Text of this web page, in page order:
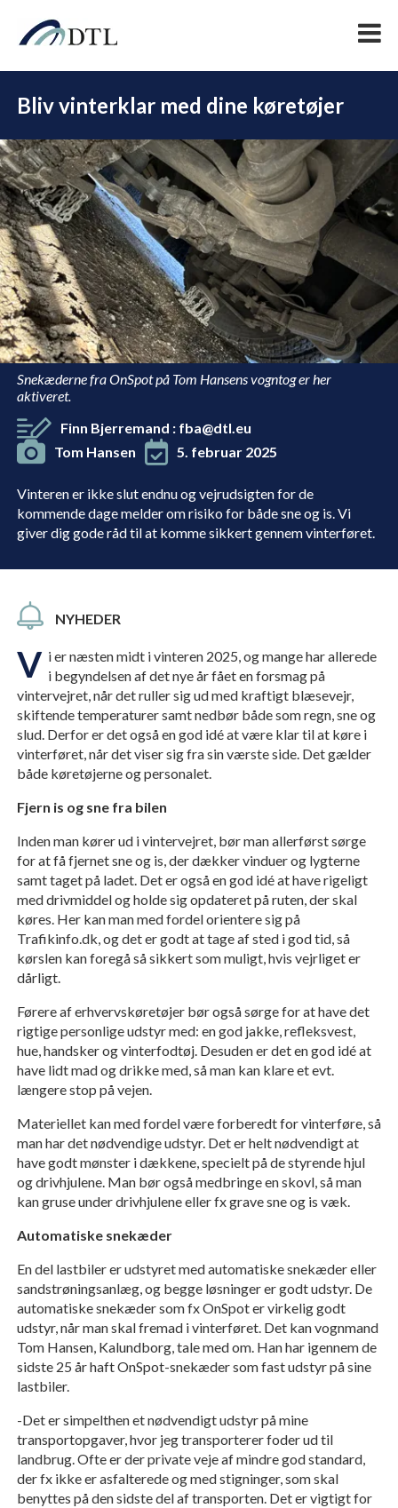
DEL
NYHEDER
Bliv vinterklar med dine køretøjer
Vinteren er ikke slut endnu og vejrudsigten for de
kommende dage melder om risiko for både sne og is. Vi
giver dig gode råd til at komme sikkert gennem vinterføret.
Snekæderne fra OnSpot på Tom Hansens vogntog er her
aktiveret.
Finn Bjerremand : fba@dtl.eu
Tom Hansen
5. februar 2025
V i er næsten midt i vinteren 2025, og mange har allerede
i begyndelsen af det nye år fået en forsmag på
vintervejret, når det ruller sig ud med kraftigt blæsevejr,
skiftende temperaturer samt nedbør både som regn, sne og
slud. Derfor er det også en god idé at være klar til at køre i
vinterføret, når det viser sig fra sin værste side. Det gælder
både køretøjerne og personalet.
Fjern is og sne fra bilen
Inden man kører ud i vintervejret, bør man allerførst sørge
for at få fjernet sne og is, der dækker vinduer og lygterne
samt taget på ladet. Det er også en god idé at have rigeligt
med drivmiddel og holde sig opdateret på ruten, der skal
køres. Her kan man med fordel orientere sig på
Trafikinfo.dk, og det er godt at tage af sted i god tid, så
kørslen kan foregå så sikkert som muligt, hvis vejrliget er
dårligt.
Førere af erhvervskøretøjer bør også sørge for at have det
rigtige personlige udstyr med: en god jakke, refleksvest,
hue, handsker og vinterfodtøj. Desuden er det en god idé at
have lidt mad og drikke med, så man kan klare et evt.
længere stop på vejen.
Materiellet kan med fordel være forberedt for vinterføre, så
man har det nødvendige udstyr. Det er helt nødvendigt at
have godt mønster i dækkene, specielt på de styrende hjul
og drivhjulene. Man bør også medbringe en skovl, så man
kan gruse under drivhjulene eller fx grave sne og is væk.
Automatiske snekæder
En del lastbiler er udstyret med automatiske snekæder eller
sandstrøningsanlæg, og begge løsninger er godt udstyr. De
automatiske snekæder som fx OnSpot er virkelig godt
udstyr, når man skal fremad i vinterføret. Det kan vognmand
Tom Hansen, Kalundborg, tale med om. Han har igennem de
sidste 25 år haft OnSpot-snekæder som fast udstyr på sine
lastbiler.
-Det er simpelthen et nødvendigt udstyr på mine
transportopgaver, hvor jeg transporterer foder ud til
landbrug. Ofte er der private veje af mindre god standard,
der fx ikke er asfalterede og med stigninger, som skal
benyttes på den sidste del af transporten. Det er vigtigt for